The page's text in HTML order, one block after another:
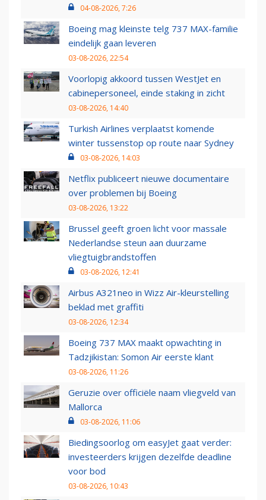
04-08-2026, 7:26
Boeing mag kleinste telg 737 MAX-familie
eindelijk gaan leveren
03-08-2026, 22:54
Voorlopig akkoord tussen WestJet en
cabinepersoneel, einde staking in zicht
03-08-2026, 14:40
Turkish Airlines verplaatst komende
winter tussenstop op route naar Sydney
03-08-2026, 14:03
Netflix publiceert nieuwe documentaire
over problemen bij Boeing
03-08-2026, 13:22
Brussel geeft groen licht voor massale
Nederlandse steun aan duurzame
vliegtuigbrandstoffen
03-08-2026, 12:41
Airbus A321neo in Wizz Air-kleurstelling
beklad met graffiti
03-08-2026, 12:34
Boeing 737 MAX maakt opwachting in
Tadzjikistan: Somon Air eerste klant
03-08-2026, 11:26
Geruzie over officiële naam vliegveld van
Mallorca
03-08-2026, 11:06
Biedingsoorlog om easyJet gaat verder:
investeerders krijgen dezelfde deadline
voor bod
03-08-2026, 10:43